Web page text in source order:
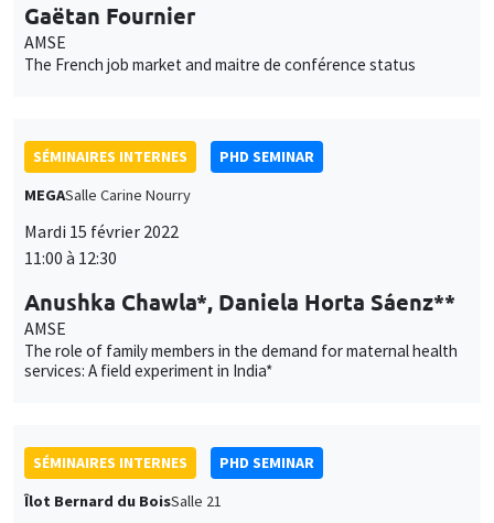
Gaëtan Fournier
AMSE
The French job market and maitre de conférence status
SÉMINAIRES INTERNES
PHD SEMINAR
MEGASalle Carine Nourry
Mardi 15 février 2022
11:00 à 12:30
Anushka Chawla*, Daniela Horta Sáenz**
AMSE
The role of family members in the demand for maternal health
services: A field experiment in India*
SÉMINAIRES INTERNES
PHD SEMINAR
Îlot Bernard du BoisSalle 21